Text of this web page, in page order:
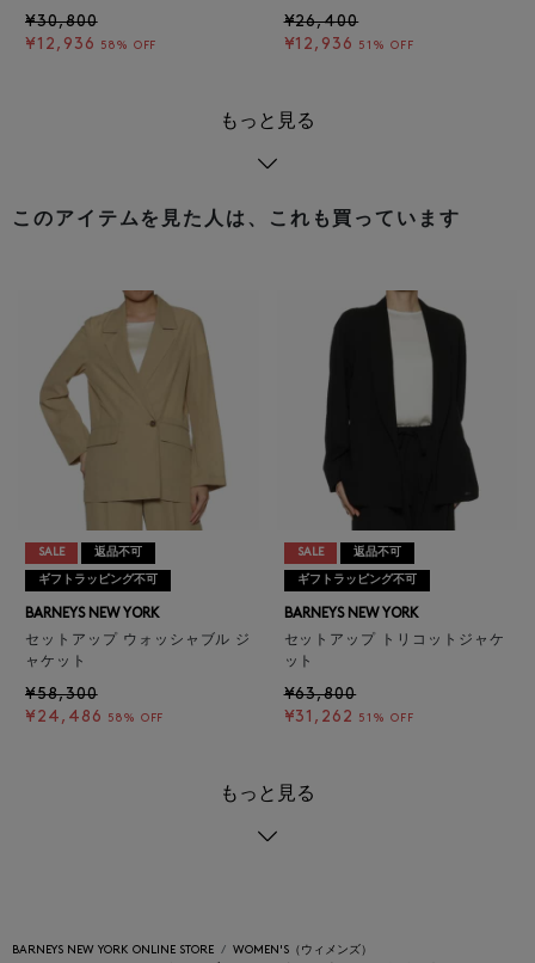
¥30,800
¥12,936
58% OFF
¥26,400
¥12,936
51% OFF
もっと見る
このアイテムを見た人は、これも買っています
SALE 返品不可
ギフトラッピング不可
BARNEYS NEW YORK
セットアップ ウォッシャブル ジ
ャケット
¥58,300
¥24,486
58% OFF
SALE 返品不可
ギフトラッピング不可
BARNEYS NEW YORK
セットアップ トリコットジャケ
ット
¥63,800
¥31,262
51% OFF
もっと見る
BARNEYS NEW YORK ONLINE STORE
WOMEN'S（ウィメンズ）